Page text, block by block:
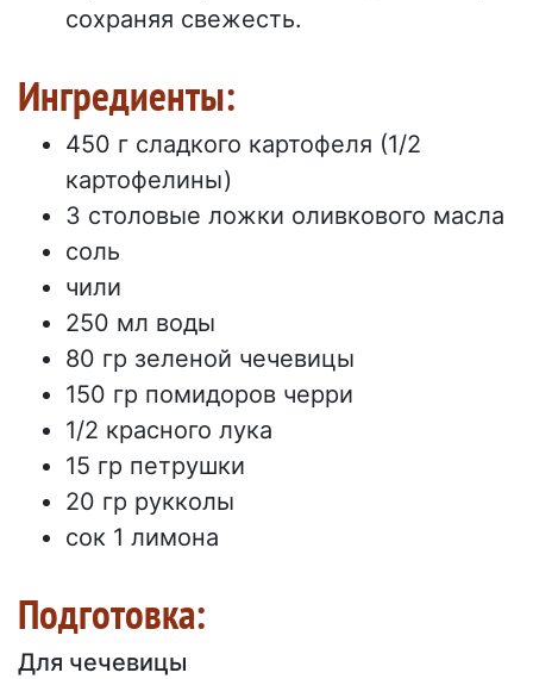
сохраняя свежесть.
Ингредиенты:
450 г сладкого картофеля (1/2
картофелины)
3 столовые ложки оливкового масла
соль
чили
250 мл воды
80 гр зеленой чечевицы
150 гр помидоров черри
1/2 красного лука
15 гр петрушки
20 гр рукколы
сок 1 лимона
Подготовка:
Для чечевицы